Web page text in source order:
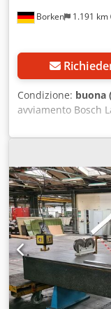
Borken 1.191 km
Condizione: buona
avviamento Bosch
realizzato da
resistenza dei
avviatori) per
Bosch Tipo:
avviamento
stabilimento,
scaffalature a
spirale. Macchinari
macchine per la
anche un
disponibili nel
internazionali